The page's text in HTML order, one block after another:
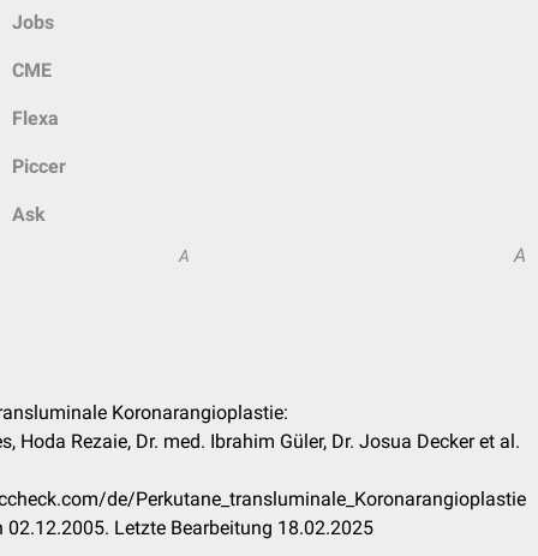
Jobs
CME
Flexa
Piccer
Ask
A A
Koronarangioplastie:
Hoda Rezaie, Dr. med. Ibrahim Güler, Dr. Josua Decker et al.
de/Perkutane_transluminale_Koronarangioplastie
02.12.2005. Letzte Bearbeitung 18.02.2025